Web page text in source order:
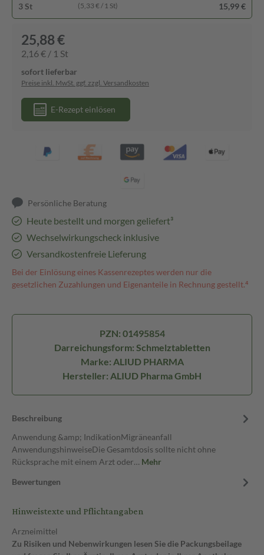
3 St (5,33 € / 1 St) 15,99 €
25,88 €
2,16 € / 1 St
sofort lieferbar
Preise inkl. MwSt. ggf. zzgl. Versandkosten
E-Rezept einlösen
Persönliche Beratung
Heute bestellt und morgen geliefert³
Wechselwirkungscheck inklusive
Versandkostenfreie Lieferung
Bei der Einlösung eines Kassenrezeptes werden nur die
gesetzlichen Zuzahlungen und Eigenanteile in Rechnung gestellt.⁴
PZN: 01495854
Darreichungsform: Schmelztabletten
Marke: ALIUD PHARMA
Hersteller: ALIUD Pharma GmbH
Beschreibung
Anwendung &amp; IndikationMigräneanfall
AnwendungshinweiseDie Gesamtdosis sollte nicht ohne
Rücksprache mit einem Arzt oder… Mehr
Bewertungen
Hinweistexte und Pflichtangaben
Arzneimittel
Zu Risiken und Nebenwirkungen lesen Sie die Packungsbeilage